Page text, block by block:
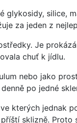
glykosidy, silice,
za jeden z
Je
chuť k jídlu.
nebo jako
po jedné
kterých jednak
sklizně.